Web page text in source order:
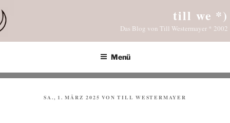
Inhalt
springen
till we *)
Das Blog von Till Westermayer * 2002
Menü
VERÖFFENTLICHT
SA., 1. MÄRZ 2025 VONTILL WESTERMAYER